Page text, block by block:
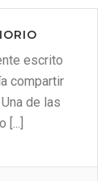
escrito
compartir
de las